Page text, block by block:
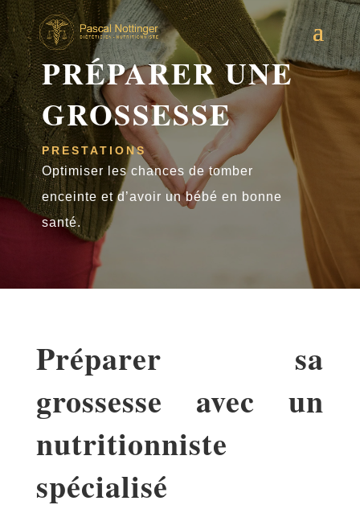
PRÉPARER UNE
GROSSESSE
PRESTATIONS
Optimiser les chances de tomber
enceinte et d’avoir un bébé en bonne
santé.
Préparer sa
grossesse avec un
nutritionniste
spécialisé